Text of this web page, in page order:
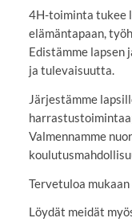
4H-toiminta tukee
elämäntapaan,
Edistämme lapsen
ja tulevaisuutta.
Järjestämme
Valmennamme
Tervetuloa
Löydät meidät